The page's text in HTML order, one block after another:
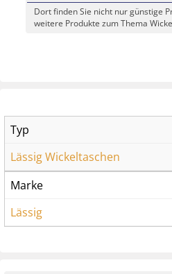
Dort finden Sie nicht nur günstige
weitere Produkte zum Thema
Typ
Lässig Wickeltaschen
Marke
Lässig